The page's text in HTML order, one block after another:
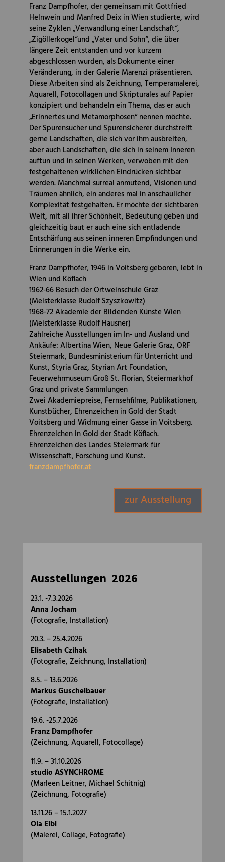
Franz Dampfhofer, der gemeinsam mit Gottfried
Helnwein und Manfred Deix in Wien studierte, wird
seine Zyklen „Verwandlung einer Landschaft“,
„Zigöllerkogel“und „Vater und Sohn“, die über
längere Zeit entstanden und vor kurzem
abgeschlossen wurden, als Dokumente einer
Veränderung, in der Galerie Marenzi präsentieren.
Diese Arbeiten sind als Zeichnung, Temperamalerei,
Aquarell, Fotocollagen und Skripturales auf Papier
konzipiert und behandeln ein Thema, das er auch
„Erinnertes und Metamorphosen“ nennen möchte.
Der Spurensucher und Spurensicherer durchstreift
gerne Landschaften, die sich vor ihm ausbreiten,
aber auch Landschaften, die sich in seinem Inneren
auftun und in seinen Werken, verwoben mit den
festgehaltenen wirklichen Eindrücken sichtbar
werden. Manchmal surreal anmutend, Visionen und
Träumen ähnlich, ein anderes mal in anschaulicher
Komplexität festgehalten. Er möchte der sichtbaren
Welt, mit all ihrer Schönheit, Bedeutung geben und
gleichzeitig baut er auch eine sich entladende
Entschärfung aus seinen inneren Empfindungen und
Erinnerungen in die Werke ein.
Franz Dampfhofer, 1946 in Voitsberg geboren, lebt in
Wien und Köflach
1962-66 Besuch der Ortweinschule Graz
(Meisterklasse Rudolf Szyszkowitz)
1968-72 Akademie der Bildenden Künste Wien
(Meisterklasse Rudolf Hausner)
Zahlreiche Ausstellungen im In- und Ausland und
Ankäufe: Albertina Wien, Neue Galerie Graz, ORF
Steiermark, Bundesministerium für Unterricht und
Kunst, Styria Graz, Styrian Art Foundation,
Feuerwehrmuseum Groß St. Florian, Steiermarkhof
Graz und private Sammlungen
Zwei Akademiepreise, Fernsehfilme, Publikationen,
Kunstbücher, Ehrenzeichen in Gold der Stadt
Voitsberg und Widmung einer Gasse in Voitsberg.
Ehrenzeichen in Gold der Stadt Köflach.
Ehrenzeichen des Landes Steiermark für
Wissenschaft, Forschung und Kunst.
franzdampfhofer.at
zur Ausstellung
Ausstellungen 2026
23.1. -7.3.2026
Anna Jocham
(Fotografie, Installation)
20.3. – 25.4.2026
Elisabeth Czihak
(Fotografie, Zeichnung, Installation)
8.5. – 13.6.2026
Markus Guschelbauer
(Fotografie, Installation)
19.6. -25.7.2026
Franz Dampfhofer
(Zeichnung, Aquarell, Fotocollage)
11.9. – 31.10.2026
studio ASYNCHROME
(Marleen Leitner, Michael Schitnig)
(Zeichnung, Fotografie)
13.11.26 – 15.1.2027
Ola Eibl
(Malerei, Collage, Fotografie)